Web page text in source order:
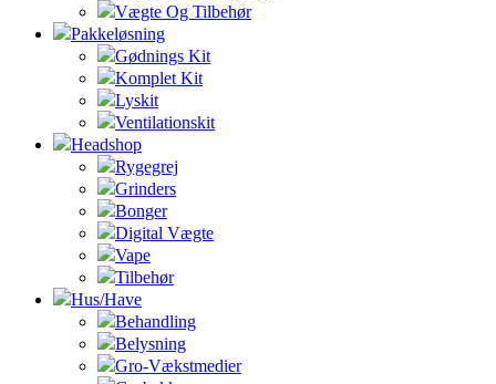
Vægte Og Tilbehør
Pakkeløsning
Gødnings Kit
Komplet Kit
Lyskit
Ventilationskit
Headshop
Rygegrej
Grinders
Bonger
Digital Vægte
Vape
Tilbehør
Hus/Have
Behandling
Belysning
Gro-Vækstmedier